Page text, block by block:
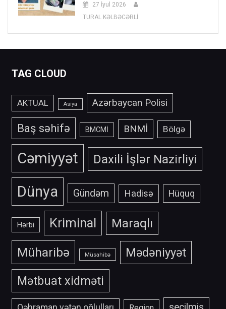
27 İyul 2026
TURAL KƏLBƏCƏRLİ
TAG CLOUD
AKTUAL Asiya Azərbaycan Polisi
Baş səhifə BMCMİ BNMİ Bölgə
Cəmiyyət Daxili İşlər Nazirliyi
Dünya Gündəm Hadisə Hüquq
Hərbi Kriminal Maraqlı
Müharibə Müsahibə
Mədəniyyət
Mətbuat xidməti